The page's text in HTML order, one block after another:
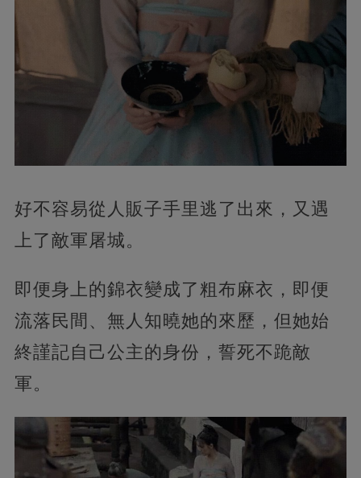
好不容易從人販子手里逃了出來，又遇
上了敵軍屠城。
即便身上的錦衣變成了粗布麻衣，即便
流落民間、無人知曉她的來歷，但她始
終謹記自己公主的身份，誓死不跪敵
軍。